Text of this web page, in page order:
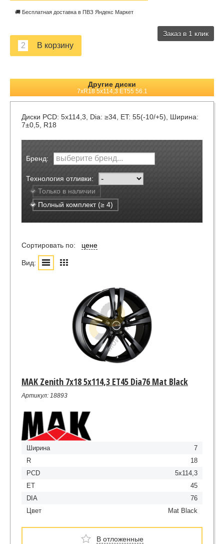
🚚 Бесплатная доставка в ПВЗ Яндекс Маркет
Заказ в 1 клик
Другие диски
7xR18 5x114,3 ET55 56.1
Диски PCD: 5x114,3, Dia: ≥34, ET: 55(-10/+5), Ширина:
7±0,5, R18
Бренд:
Технология отливки:
Только в наличии
Полный комплект (≥ 4)
Сортировать по: цене
Вид:
MAK Zenith 7x18 5x114,3 ET45 Dia76 Mat Black
Артикул: 18893
Ширина
7
R
18
PCD
5x114,3
ET
45
DIA
76
Цвет
Mat Black
В отложенные